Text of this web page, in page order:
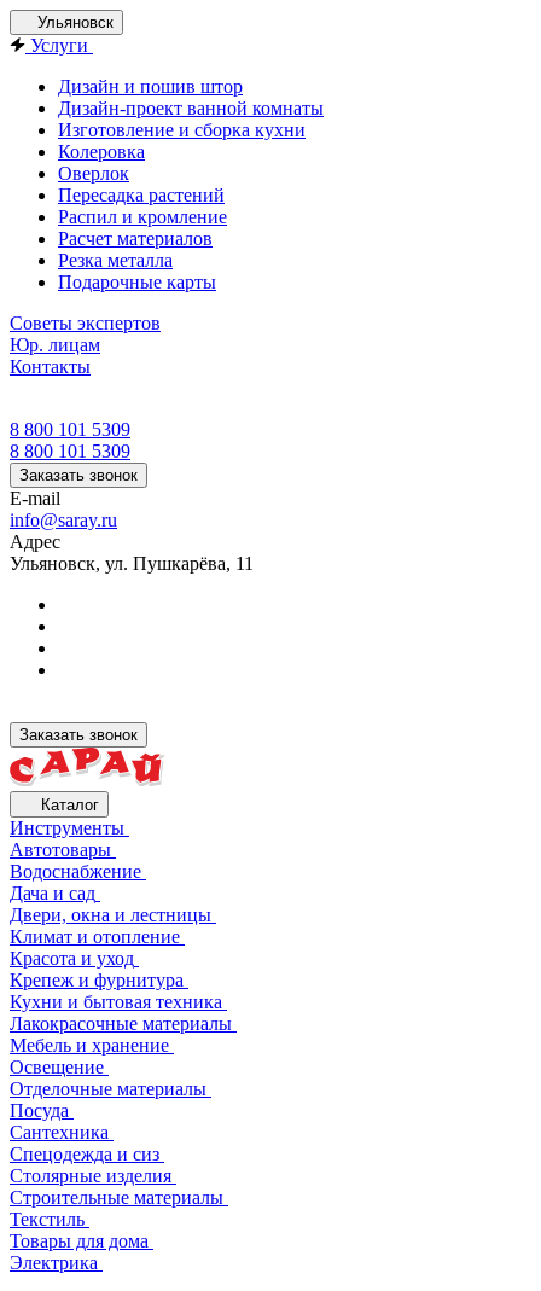
Ульяновск
Услуги
Дизайн и пошив штор
Дизайн-проект ванной комнаты
Изготовление и сборка кухни
Колеровка
Оверлок
Пересадка растений
Распил и кромление
Расчет материалов
Резка металла
Подарочные карты
Советы экспертов
Юр. лицам
Контакты
8 800 101 5309
8 800 101 5309
Заказать звонок
E-mail
info@saray.ru
Адрес
Ульяновск, ул. Пушкарёва, 11
Заказать звонок
Каталог
Инструменты
Автотовары
Водоснабжение
Дача и сад
Двери, окна и лестницы
Климат и отопление
Красота и уход
Крепеж и фурнитура
Кухни и бытовая техника
Лакокрасочные материалы
Мебель и хранение
Освещение
Отделочные материалы
Посуда
Сантехника
Спецодежда и сиз
Столярные изделия
Строительные материалы
Текстиль
Товары для дома
Электрика